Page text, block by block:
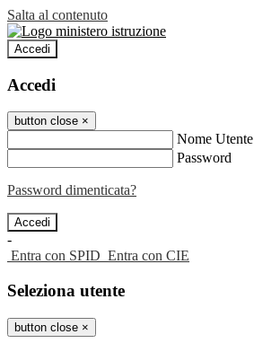
Salta al contenuto
Accedi
Accedi
button close ×
Nome Utente
Password
Password dimenticata?
-
Entra con SPID Entra con CIE
Seleziona utente
button close ×